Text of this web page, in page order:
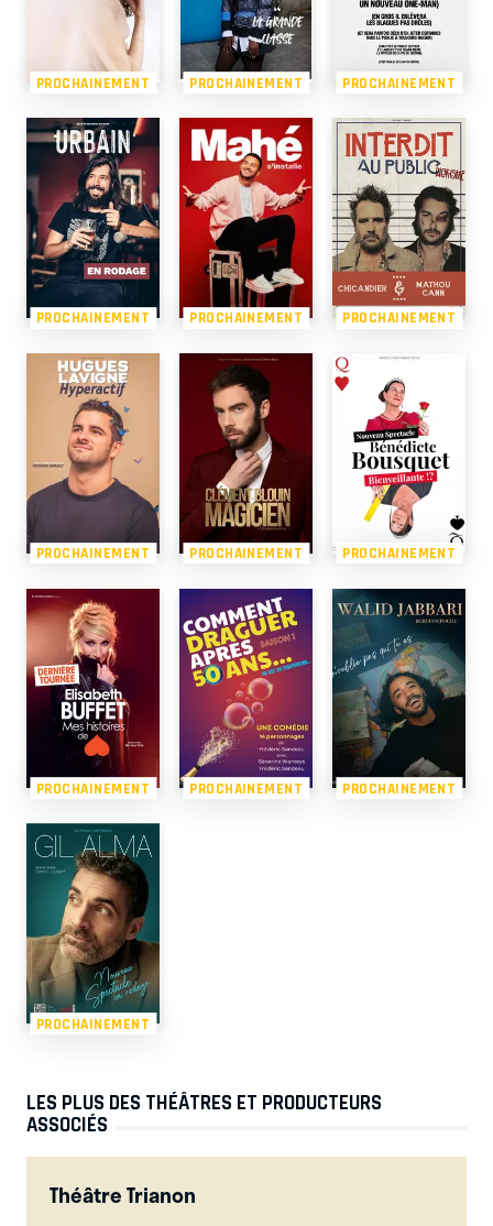
PROCHAINEMENT PROCHAINEMENT PROCHAINEMENT
PROCHAINEMENT PROCHAINEMENT PROCHAINEMENT
PROCHAINEMENT PROCHAINEMENT PROCHAINEMENT
PROCHAINEMENT PROCHAINEMENT PROCHAINEMENT
PROCHAINEMENT
LES PLUS DES THÉÂTRES ET PRODUCTEURS
ASSOCIÉS
Théâtre Trianon